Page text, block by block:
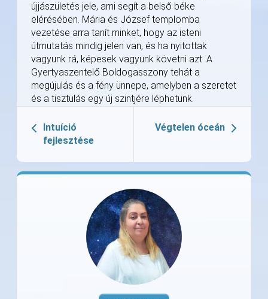
újjászületés jele, ami segít a belső béke
elérésében. Mária és József templomba
vezetése arra tanít minket, hogy az isteni
útmutatás mindig jelen van, és ha nyitottak
vagyunk rá, képesek vagyunk követni azt. A
Gyertyaszentelő Boldogasszony tehát a
megújulás és a fény ünnepe, amelyben a szeretet
és a tisztulás egy új szintjére léphetünk.
Intuíció
fejlesztése
Végtelen óceán